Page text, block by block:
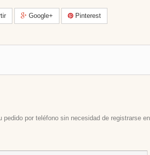
Google+ Pinterest
pedido por teléfono sin necesidad de registrarse en